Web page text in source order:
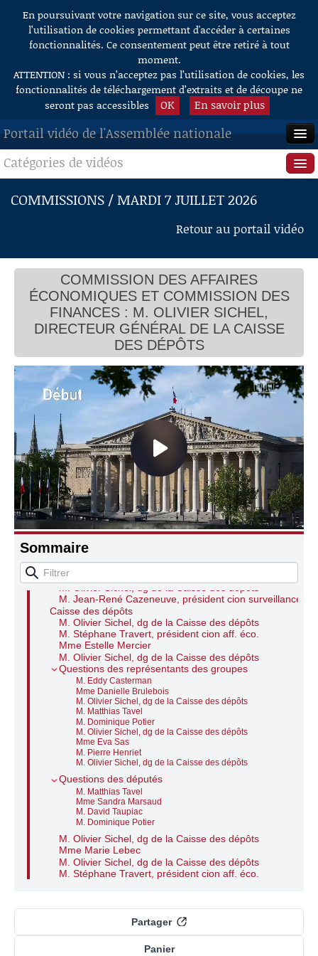
Aller au contenu
En poursuivant votre navigation sur ce site, vous acceptez
l’utilisation de cookies permettant d'accéder à certaines
fonctionnalités. Ce consentement peut être retiré à tout
moment.
ATTENTION : si vous n’acceptez pas l’utilisation de cookies, les
fonctionnalités de téléchargement d’extraits et de découpe ne
seront pas accessibles
OK En savoir plus
Portail vidéo de l'Assemblée nationale
ACCUEIL
EN DIRECT
RECHERCHE
AIDE À LA DÉCOUPE
DE VIDÉOS
Catégories de vidéos
Séance publique
Questions au Gouvernement
Commissions
Présidence
Évènements
Connaissance, Histoire
Autres
COMMISSIONS / MARDI 7 JUILLET 2026
Retour au portail vidéo
COMMISSION DES AFFAIRES
ÉCONOMIQUES ET COMMISSION DES
FINANCES : M. OLIVIER SICHEL,
DIRECTEUR GÉNÉRAL DE LA CAISSE
DES DÉPÔTS
Sommaire
Audition de M. Olivier Sichel, directeur général
de la Caisse des dépôts
M. Stéphane Travert, président cion aff. éco.
M. Éric Coquerel, président cion finances
M. Stéphane Travert, président cion aff. éco.
M. Olivier Sichel, dg de la Caisse des dépôts
M. Éric Coquerel, président cion finances
M. Olivier Sichel, dg de la Caisse des dépôts
M. Éric Coquerel, président cion finances
M. Stéphane Travert, président cion aff. éco.
M. Jean-René Cazeneuve, président cion surveillance
Caisse des dépôts
M. Olivier Sichel, dg de la Caisse des dépôts
M. Stéphane Travert, président cion aff. éco.
Mme Estelle Mercier
M. Olivier Sichel, dg de la Caisse des dépôts
Questions des représentants des groupes
M. Eddy Casterman
Mme Danielle Brulebois
M. Olivier Sichel, dg de la Caisse des dépôts
M. Matthias Tavel
M. Dominique Potier
M. Olivier Sichel, dg de la Caisse des dépôts
Mme Eva Sas
M. Pierre Henriet
M. Olivier Sichel, dg de la Caisse des dépôts
Questions des députés
M. Matthias Tavel
Mme Sandra Marsaud
M. David Taupiac
M. Dominique Potier
M. Olivier Sichel, dg de la Caisse des dépôts
Mme Marie Lebec
M. Olivier Sichel, dg de la Caisse des dépôts
M. Stéphane Travert, président cion aff. éco.
Panier
Partager